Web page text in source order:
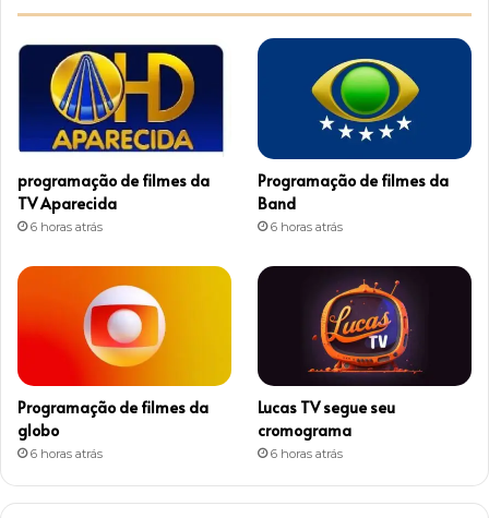
t
r
a
programação de filmes da
TV Aparecida
6 horas atrás
Programação de filmes da
Band
6 horas atrás
Programação de filmes da
globo
6 horas atrás
Lucas TV segue seu
cromograma
6 horas atrás